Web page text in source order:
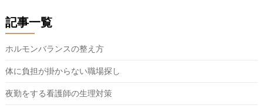
記事一覧
ホルモンバランスの整え方
体に負担が掛からない職場探し
夜勤をする看護師の生理対策